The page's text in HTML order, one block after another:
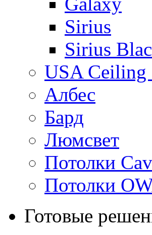
Sirius
Sirius
USA Ceiling
Албес
Бард
Люмсвет
Потолки
Потолки
Готовые